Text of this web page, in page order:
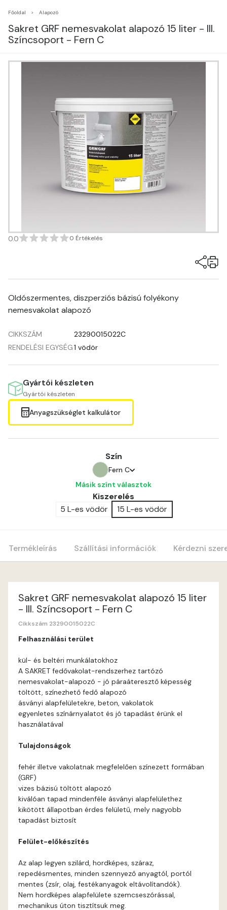
Főoldal Alapozó
Sakret GRF nemesvakolat alapozó 15 liter - III.
Színcsoport - Fern C
0.0 0 Értékelés
Oldószermentes, diszperziós bázisú folyékony
nemesvakolat alapozó
CIKKSZÁM
23290015022C
RENDELÉSI EGYSÉG1 vödör
Gyártói készleten
Gyártói készleten
Anyagszükséglet kalkulátor
Szín
Fern C
Amber B
Anticred A
Apricot B
Ash A
Basalt A
Brick B
Cobalt B
Másik színt választok
Kiszerelés
5 L-es vödör
15 L-es vödör
Termékleírás Szállítási információk Kérdezni
Sakret GRF nemesvakolat alapozó 15 liter
- III. Színcsoport - Fern C
Cikkszám 23290015022C
Felhasználási terület
kül- és beltéri munkálatokhoz
A SAKRET fedővakolat-rendszerhez tartózó
nemesvakolat-alapozó - jó páraáteresztő képesség
töltött, színezhető fedő alapozó
ásványi alapfelületekre, beton, vakolatok
egyenletes színárnyalatot és jó tapadást érünk el
használatával
Tulajdonságok
fehér illetve vakolatnak megfelelően színezett formában
(GRF)
vizes bázisú töltött alapozó
kiválóan tapad mindenféle ásványi alapfelülethez
kikötött állapotban érdes felületű, mely nagyobb
tapadást biztosít
Felület-előkészítés
Az alap legyen szilárd, hordképes, száraz,
repedésmentes, minden szennyező anyagtól, portól
mentes (zsír, olaj, festékanyagok eltávolítandók).
Nem hordképes alapfelülete szemcseszórással,
mechanikus úton tisztítsuk meg.